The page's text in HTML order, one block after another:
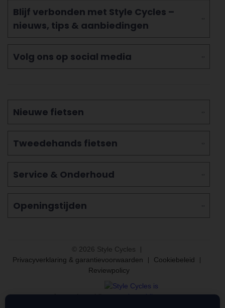
Blijf verbonden met Style Cycles –
nieuws, tips & aanbiedingen
Volg ons op social media
Nieuwe fietsen
Tweedehands fietsen
Service & Onderhoud
Openingstijden
© 2026 Style Cycles
Privacyverklaring & garantievoorwaarden
Cookiebeleid
Reviewpolicy
Aangesloten bij